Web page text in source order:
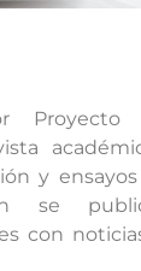
Proyecto
y
se
con